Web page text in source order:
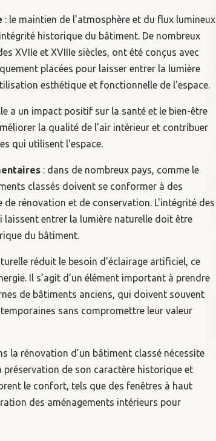
: le maintien de l'atmosphère et du flux lumineux
historique du bâtiment. De nombreux
XVIIe et XVIIIe siècles, ont été conçus avec
placées pour laisser entrer la lumière
esthétique et fonctionnelle de l'espace.
a un impact positif sur la santé et le bien-être
la qualité de l'air intérieur et contribuer
qui utilisent l'espace.
: dans de nombreux pays, comme le
classés doivent se conformer à des
rénovation et de conservation. L'intégrité des
entrer la lumière naturelle doit être
du bâtiment.
réduit le besoin d'éclairage artificiel, ce
Il s’agit d’un élément important à prendre
de bâtiments anciens, qui doivent souvent
sans compromettre leur valeur
la rénovation d’un bâtiment classé nécessite
de son caractère historique et
le confort, tels que des fenêtres à haut
des aménagements intérieurs pour